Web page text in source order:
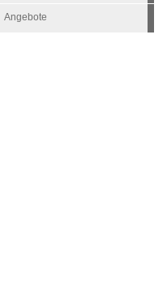
Angebote